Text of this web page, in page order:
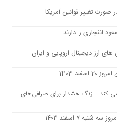
تغییر قوانین آمریکا
انفجاری را دارند
ارز دیجیتال اروپایی و ایران
1403
می کند – زنگ هشدار برای صرافی‌های
7 اسفند ۱۴۰۳